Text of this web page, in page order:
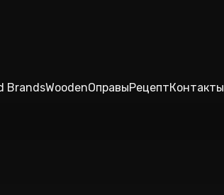
BrandsWoodenОправыРецептКонтакты